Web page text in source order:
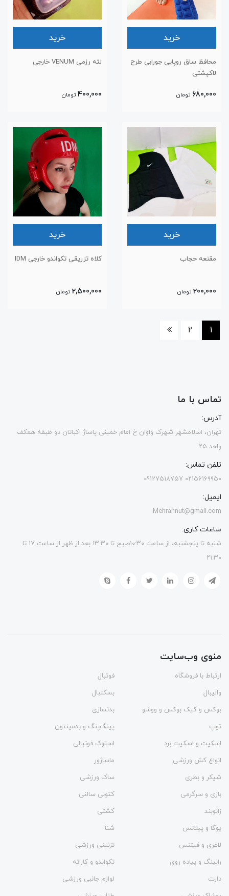
خرید
محافظ ساق روپایی جورابی طرح
لاکپشتی
680,000 تومان
خرید
لثه رزمی VENUM خارجی
400,000 تومان
خرید
مقنعه حجاب
200,000 تومان
خرید
کلاه تزریقی تکواندو خارجی IDM
2,500,000 تومان
1
2
تماس با ما
آدرس:
تهران، اسلامشهر شهرک واوان خ امام خمینی پاساژ اکباتان دو طبقه همکف
واحد ۲۵
تلفن تماس:
۰۲۱۵۶۱۶۹۹۵۰ 09127518757
ایمیل:
Mehrannut@gmail.com
ساعات کاری:
شنبه تا پنجشنبه، از ساعت ۱۰:۳۰صبح تا ۱۳.۳۰ بعد از ظهر از ساعت ۱۷ تا
۲۱:۳۰
منوی وب‌سایت
ارتباط با فروشگاه
فوتبال
والیبال
بسکتبال
بوکس و کیک بوکس و ووشو
بدنسازی
توپ
پینگ‌پنگ و بدمينتون
اسکیت و اسکیت برد
استوک فوتبالی
انواع کش ورزشی
ماساژور
شیکر و بطری
ساک ورزشی
بازی و سرگرمی
کتونی سالنی
زانوبند
کشتی
یوگا و پیلاتس
شنا
لاغری و فیتنس
تزئینی ورزشی
رانینگ و پیاده روی
تکواندو و کاراته
دارت
لوازم جانبی ورزشی